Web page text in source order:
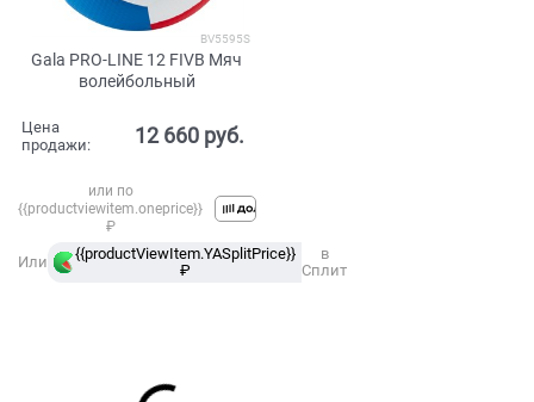
BV5595S
Gala PRO-LINE 12 FIVB Мяч
волейбольный
Цена
продажи:
12 660 руб.
или по
{{productviewitem.oneprice}}
₽
Или
{{productViewItem.YASplitPrice}}
₽
в
Сплит